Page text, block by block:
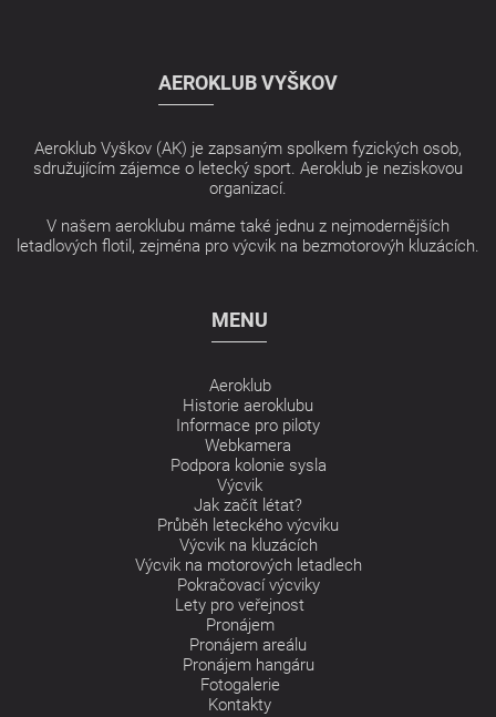
AEROKLUB VYŠKOV
Aeroklub Vyškov (AK) je zapsaným spolkem fyzických osob,
sdružujícím zájemce o letecký sport. Aeroklub je neziskovou
organizací.
V našem aeroklubu máme také jednu z nejmodernějších
letadlových flotil, zejména pro výcvik na bezmotorovýh kluzácích.
MENU
Aeroklub
Historie aeroklubu
Informace pro piloty
Webkamera
Podpora kolonie sysla
Výcvik
Jak začít létat?
Průběh leteckého výcviku
Výcvik na kluzácích
Výcvik na motorových letadlech
Pokračovací výcviky
Lety pro veřejnost
Pronájem
Pronájem areálu
Pronájem hangáru
Fotogalerie
Kontakty